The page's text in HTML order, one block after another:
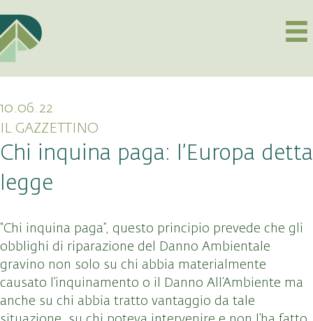
10.06.22
IL GAZZETTINO
Chi inquina paga: l’Europa detta
legge
“Chi inquina paga”, questo principio prevede che gli
obblighi di riparazione del Danno Ambientale
gravino non solo su chi abbia materialmente
causato l’inquinamento o il Danno All’Ambiente ma
anche su chi abbia tratto vantaggio da tale